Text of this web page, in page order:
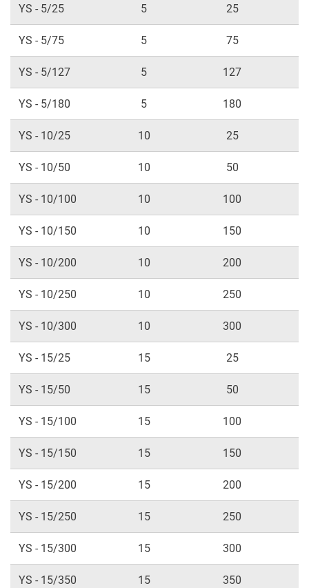
YS - 5/25 5 25
YS - 5/75 5 75
YS - 5/127 5 127
YS - 5/180 5 180
YS - 10/25 10 25
YS - 10/50 10 50
YS - 10/100 10 100
YS - 10/150 10 150
YS - 10/200 10 200
YS - 10/250 10 250
YS - 10/300 10 300
YS - 15/25 15 25
YS - 15/50 15 50
YS - 15/100 15 100
YS - 15/150 15 150
YS - 15/200 15 200
YS - 15/250 15 250
YS - 15/300 15 300
YS - 15/350 15 350